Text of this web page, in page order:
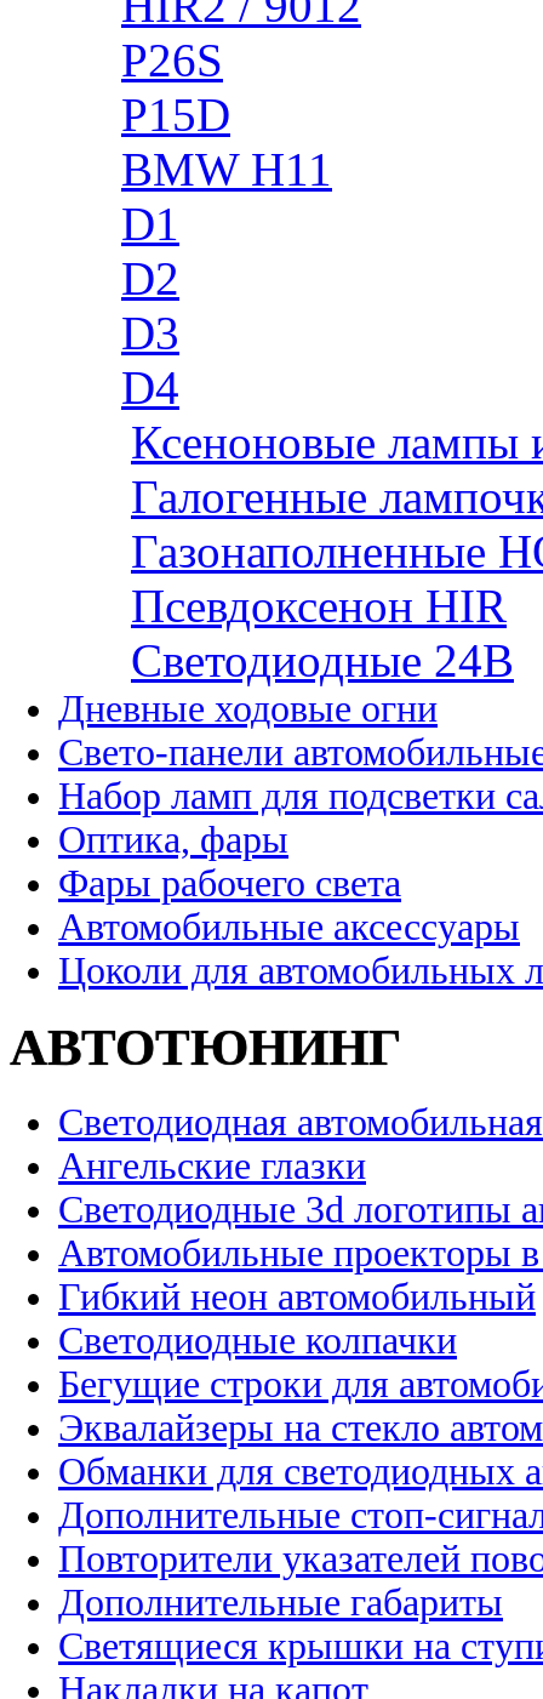
P26S
P15D
BMW H11
D1
D2
D3
D4
Ксеноновые лампы
Галогенные
Газонаполненные
Псевдоксенон HIR
Cветодиодные 24B
Дневные ходовые огни
Свето-панели
Набор ламп для подсветки
Оптика, фары
Фары рабочего света
Автомобильные аксессуары
Цоколи для автомобильных
АВТОТЮНИНГ
Светодиодная
Ангельские глазки
Светодиодные 3d логотипы
Автомобильные проекторы
Гибкий неон автомобильный
Светодиодные колпачки
Бегущие строки для
Эквалайзеры на стекло
Обманки для светодиодных
Дополнительные стоп-
Повторители указателей
Дополнительные габариты
Светящиеся крышки на
Накладки на капот